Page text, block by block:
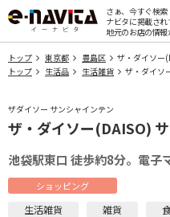
さぁ、今すぐ検索
ナビタに掲載され
地元のお店の情報
トップ 東京都 豊島区
ザ・ダイソー
トップ
生活品 生活雑貨 ザ・ダイソ
ザダイソー サンシャインテン
ザ・ダイソー(DAISO)
池袋駅東口 徒歩約8分。電子
ショッピング
生活雑貨 雑貨